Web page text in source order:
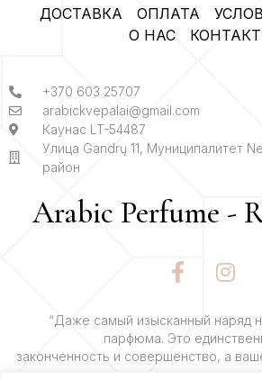
ДОСТАВКА ОПЛАТА
О НАС
+370 603 25707
arabickvepalai@gmail.com
Каунас LT-54487
Улица Gandrų 11, Муниципалитет
район
Arabic Perfume -
F
a
e
b
o
I
n
t
a
g
“Даже самый изысканный наряд
парфюма. Это
законченность и совершенство, а